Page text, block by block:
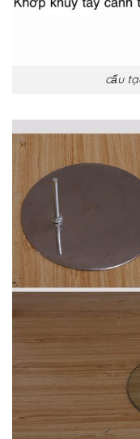
cấu